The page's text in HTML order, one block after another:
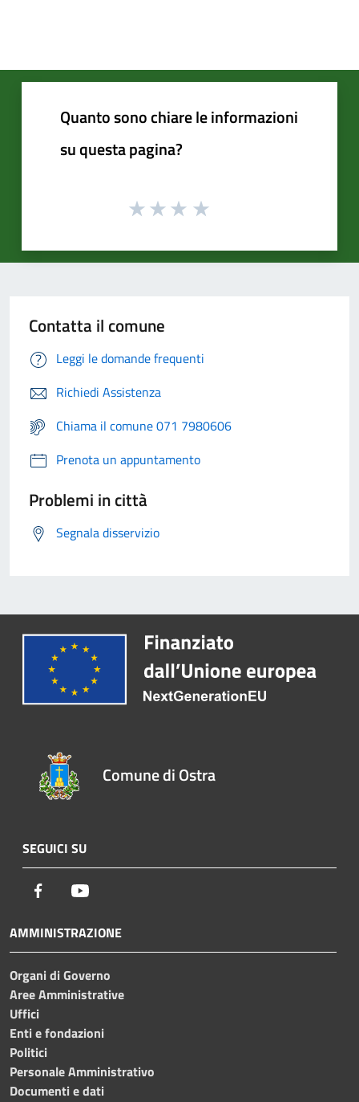
Quanto sono chiare le informazioni
su questa pagina?
Contatta il comune
Leggi le domande frequenti
Richiedi Assistenza
Chiama il comune 071 7980606
Prenota un appuntamento
Problemi in città
Segnala disservizio
Comune di Ostra
SEGUICI SU
Facebook
AMMINISTRAZIONE
Organi di Governo
Aree Amministrative
Uffici
Enti e fondazioni
Politici
Personale Amministrativo
Documenti e dati